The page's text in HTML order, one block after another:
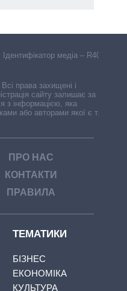
медіа – R40-
Всі права захищені і
сайту залишає за
з інформацією, яка
або авторами якої є треті
ПРО НАС
КОНТАКТИ
ПРАВИЛА
ТЕМАТИКИ
БІЗНЕС
ЕКОНОМІКА
КУЛЬТУРА